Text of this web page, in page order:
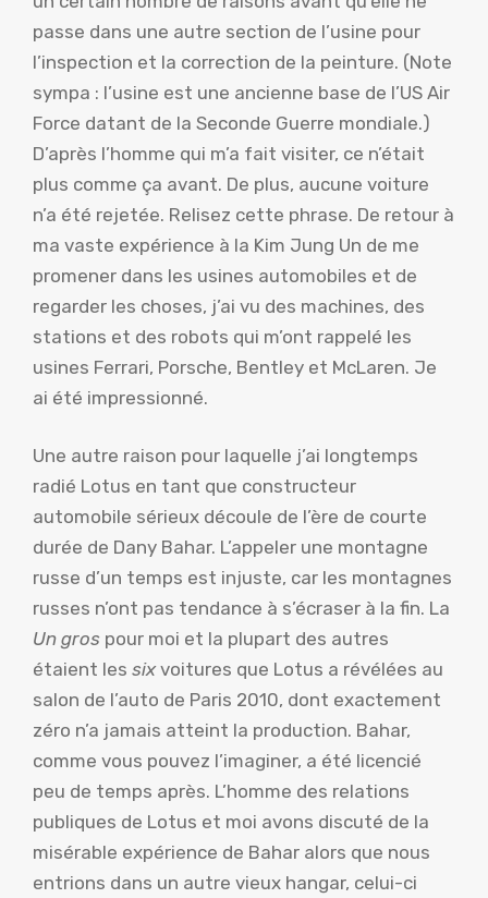
passe dans une autre section de l’usine pour
l’inspection et la correction de la peinture. (Note
sympa : l’usine est une ancienne base de l’US Air
Force datant de la Seconde Guerre mondiale.)
D’après l’homme qui m’a fait visiter, ce n’était
plus comme ça avant. De plus, aucune voiture
n’a été rejetée. Relisez cette phrase. De retour à
ma vaste expérience à la Kim Jung Un de me
promener dans les usines automobiles et de
regarder les choses, j’ai vu des machines, des
stations et des robots qui m’ont rappelé les
usines Ferrari, Porsche, Bentley et McLaren. Je
ai été impressionné.
Une autre raison pour laquelle j’ai longtemps
radié Lotus en tant que constructeur
automobile sérieux découle de l’ère de courte
durée de Dany Bahar. L’appeler une montagne
russe d’un temps est injuste, car les montagnes
russes n’ont pas tendance à s’écraser à la fin. La
Un gros pour moi et la plupart des autres
étaient les sixvoitures que Lotus a révélées au
salon de l’auto de Paris 2010, dont exactement
zéro n’a jamais atteint la production. Bahar,
comme vous pouvez l’imaginer, a été licencié
peu de temps après. L’homme des relations
publiques de Lotus et moi avons discuté de la
misérable expérience de Bahar alors que nous
entrions dans un autre vieux hangar, celui-ci